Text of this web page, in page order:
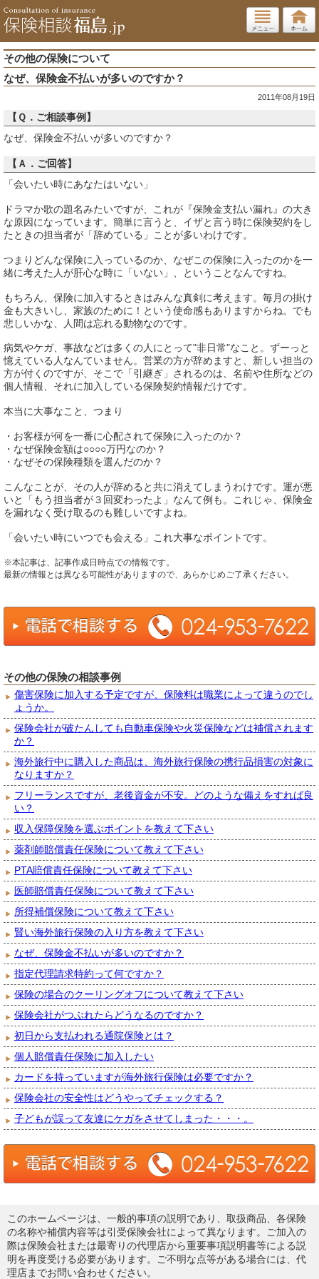
その他の保険について
なぜ、保険金不払いが多いのですか？
2011年08月19日
【Ｑ．ご相談事例】
なぜ、保険金不払いが多いのですか？
【Ａ．ご回答】
「会いたい時にあなたはいない」
ドラマか歌の題名みたいですが、これが『保険金支払い漏れ』の大き
な原因になっています。簡単に言うと、イザと言う時に保険契約をし
たときの担当者が「辞めている」ことが多いわけです。
つまりどんな保険に入っているのか、なぜこの保険に入ったのかを一
緒に考えた人が肝心な時に「いない」、ということなんですね。
もちろん、保険に加入するときはみんな真剣に考えます。毎月の掛け
金も大きいし、家族のために！という使命感もありますからね。でも
悲しいかな、人間は忘れる動物なのです。
病気やケガ、事故などは多くの人にとって"非日常"なこと。ずーっと
憶えている人なんていません。営業の方が辞めますと、新しい担当の
方が付くのですが、そこで「引継ぎ」されるのは、名前や住所などの
個人情報、それに加入している保険契約情報だけです。
本当に大事なこと、つまり
・お客様が何を一番に心配されて保険に入ったのか？
・なぜ保険金額は○○○○万円なのか？
・なぜその保険種類を選んだのか？
こんなことが、その人が辞めると共に消えてしまうわけです。運が悪
いと「もう担当者が３回変わったよ」なんて例も。これじゃ、保険金
を漏れなく受け取るのも難しいですよね。
「会いたい時にいつでも会える」これ大事なポイントです。
※本記事は、記事作成日時点での情報です。
最新の情報とは異なる可能性がありますので、あらかじめご了承ください。
その他の保険の相談事例
傷害保険に加入する予定ですが、保険料は職業によって違うのでし
ょうか。
保険会社が破たんしても自動車保険や火災保険などは補償されます
か？
海外旅行中に購入した商品は、海外旅行保険の携行品損害の対象に
なりますか？
フリーランスですが、老後資金が不安。どのような備えをすれば良
い？
収入保障保険を選ぶポイントを教えて下さい
薬剤師賠償責任保険について教えて下さい
PTA賠償責任保険について教えて下さい
医師賠償責任保険について教えて下さい
所得補償保険について教えて下さい
賢い海外旅行保険の入り方を教えて下さい
なぜ、保険金不払いが多いのですか？
指定代理請求特約って何ですか？
保険の場合のクーリングオフについて教えて下さい
保険会社がつぶれたらどうなるのですか？
初日から支払われる通院保険とは？
個人賠償責任保険に加入したい
カードを持っていますが海外旅行保険は必要ですか？
保険会社の安全性はどうやってチェックする？
子どもが誤って友達にケガをさせてしまった・・・。
このホームページは、一般的事項の説明であり、取扱商品、各保険
の名称や補償内容等は引受保険会社によって異なります。ご加入の
際は保険会社または最寄りの代理店から重要事項説明書等による説
明を再度受ける必要があります。ご不明な点等がある場合には、代
理店までお問い合わせください。